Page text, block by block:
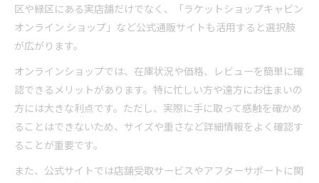
区や緑区にある実店舗だけでなく、「ラケットショップキャビン
オンライン ショップ」など公式通販サイトも活用すると選択肢
が広がります。
オンラインショップでは、在庫状況や価格、レビューを簡単に確
認できるメリットがあります。特に忙しい方や遠方にお住まいの
方には大きな利点です。ただし、実際に手に取って感触を確かめ
ることはできないため、サイズや重さなど詳細情報をよく確認す
ることが重要です。
また、公式サイトでは店舗受取サービスやアフターサポートに関